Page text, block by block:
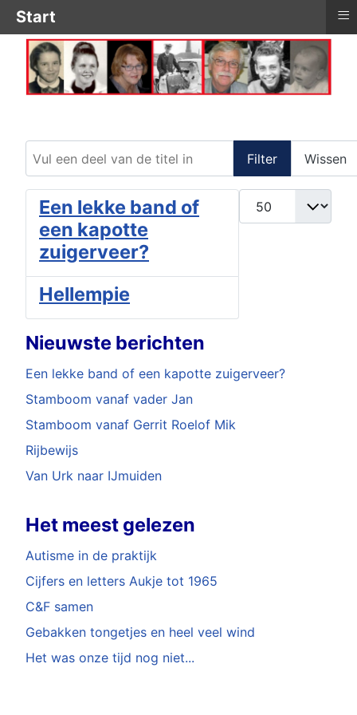
Filter Wissen
Toon #
Een lekke band of
een kapotte
zuigerveer?
Hellempie
Nieuwste berichten
Een lekke band of een kapotte zuigerveer?
Stamboom vanaf vader Jan
Stamboom vanaf Gerrit Roelof Mik
Rijbewijs
Van Urk naar IJmuiden
Het meest gelezen
Autisme in de praktijk
Cijfers en letters Aukje tot 1965
C&F samen
Gebakken tongetjes en heel veel wind
Het was onze tijd nog niet...
Start ≡